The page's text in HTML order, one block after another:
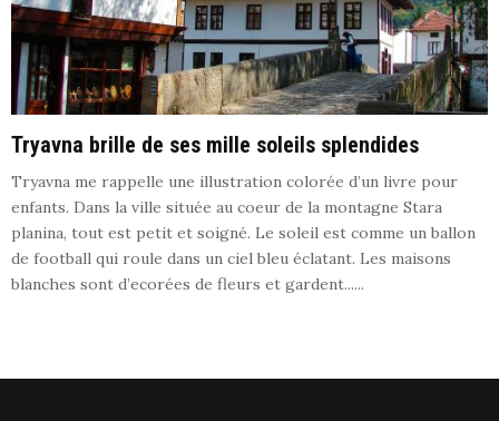
Tryavna brille de ses mille soleils splendides
Tryavna me rappelle une illustration colorée d’un livre pour
enfants. Dans la ville située au coeur de la montagne Stara
planina, tout est petit et soigné. Le soleil est comme un ballon
de football qui roule dans un ciel bleu éclatant. Les maisons
blanches sont d’ecorées de fleurs et gardent......